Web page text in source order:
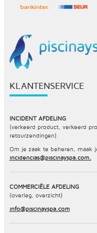
KLANTENSERVICE
INCIDENT AFDELING
(verkeerd product, verkeerd
retourzendingen)
Om je zaak te beheren, maak
incidencias@piscinayspa.com.
COMMERCIËLE AFDELING
(overleg, overzicht)
info@piscinayspa.com